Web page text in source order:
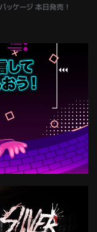
ケージ 本日発売！